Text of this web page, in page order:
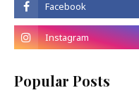
Popular Posts